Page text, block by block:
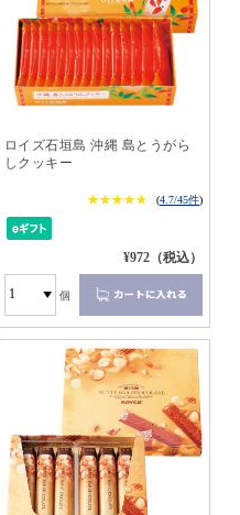
ロイズ石垣島 沖縄 島とうがら
しクッキー
★★★★★
★★★★★ (4.7/45件)
¥972（税込）
個